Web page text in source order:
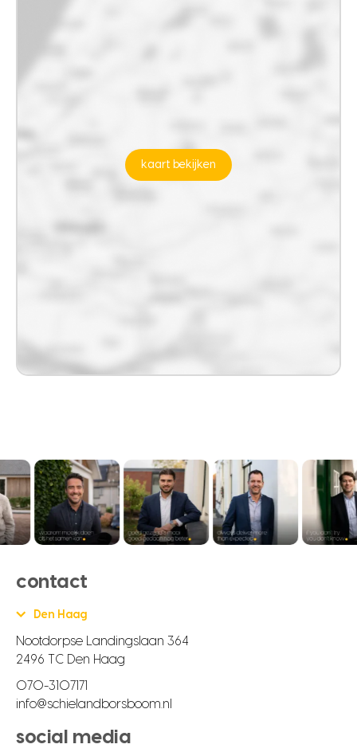
kaart bekijken
contact
Den Haag
Nootdorpse Landingslaan 364
2496 TC Den Haag
070-3107171
info@schielandborsboom.nl
social media